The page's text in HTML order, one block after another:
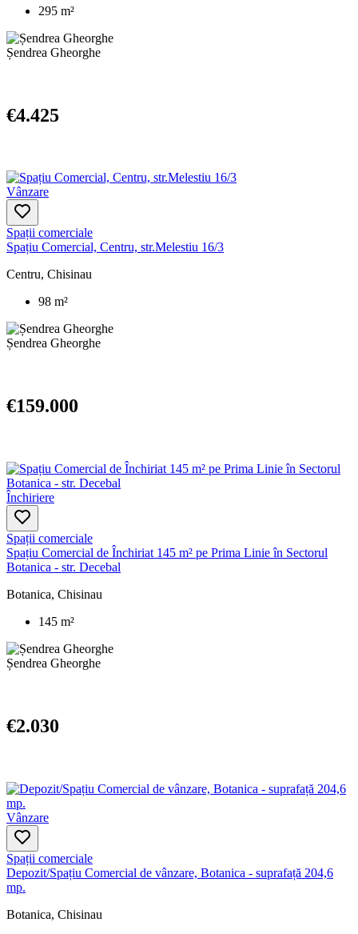
295 m²
Șendrea Gheorghe
€4.425
Vânzare
Spații comerciale
Spațiu Comercial, Centru, str.Melestiu 16/3
Centru, Chisinau
98 m²
Șendrea Gheorghe
€159.000
Închiriere
Spații comerciale
Spațiu Comercial de Închiriat 145 m² pe Prima Linie în Sectorul
Botanica - str. Decebal
Botanica, Chisinau
145 m²
Șendrea Gheorghe
€2.030
Vânzare
Spații comerciale
Depozit/Spațiu Comercial de vânzare, Botanica - suprafață 204,6
mp.
Botanica, Chisinau